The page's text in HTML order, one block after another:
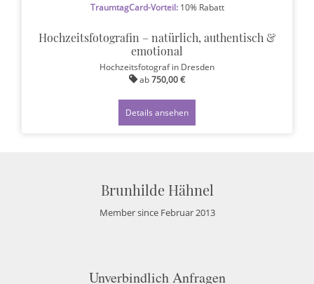
TraumtagCard-Vorteil:10% Rabatt
Hochzeitsfotografin – natürlich, authentisch &
emotional
Hochzeitsfotografin Dresden
ab750,00 €
Details ansehen
Brunhilde Hähnel
Member since Februar 2013
Unverbindlich Anfragen